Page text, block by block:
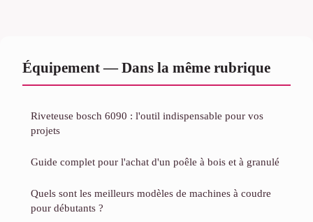
Équipement — Dans la même rubrique
Riveteuse bosch 6090 : l'outil indispensable pour vos
projets
Guide complet pour l'achat d'un poêle à bois et à granulé
Quels sont les meilleurs modèles de machines à coudre
pour débutants ?